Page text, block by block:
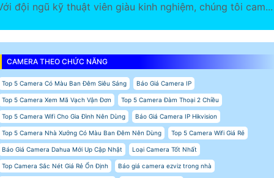
đội ngũ kỹ thuật viên giàu kinh nghiệm, chúng tôi cam...
CAMERA THEO CHỨC NĂNG
Top 5 Camera Có Màu Ban Đêm Siêu Sáng Báo Giá Camera IP
Top 5 Camera Xem Mã Vạch Vận Đơn Top 5 Camera Đàm Thoại 2 Chiều
Top 5 Camera Wifi Cho Gia Đình Nên Dùng Báo Giá Camera IP Hikvision
Top 5 Camera Nhà Xưởng Có Màu Ban Đêm Nên Dùng Top 5 Camera Wifi Giá Rẻ
Báo Giá Camera Dahua Mới Up Cập Nhật Loại Camera Tốt Nhất
Top Camera Sắc Nét Giá Rẻ Ổn Định Báo giá camera ezviz trong nhà